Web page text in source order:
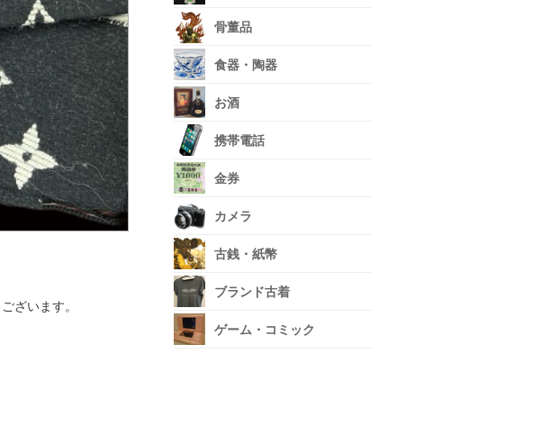
ざいます。
骨董品
食器・陶器
お酒
携帯電話
金券
カメラ
古銭・紙幣
ブランド古着
ゲーム・コミック